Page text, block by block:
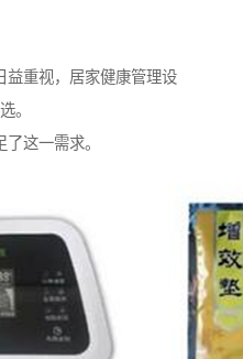
益重视，居家健康管理设
。
这一需求。